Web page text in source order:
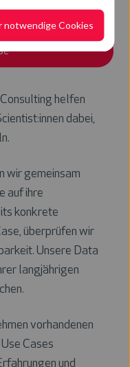
notwendige Cookies
helfen
dabei,
wir gemeinsam
auf ihre
konkrete
überprüfen wir
Unsere Data
langjährigen
vorhandenen
Cases
und